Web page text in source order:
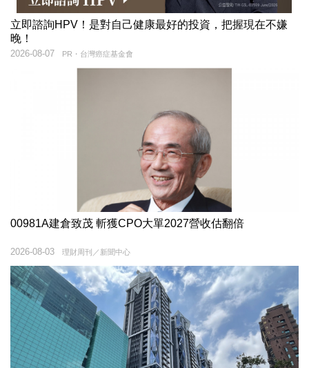
立即諮詢HPV！是對自己健康最好的投資，把握現在不嫌
晚！
PR・台灣癌症基金會
2026-08-07
00981A建倉致茂 斬獲CPO大單2027營收估翻倍
理財周刊／新聞中心
2026-08-03